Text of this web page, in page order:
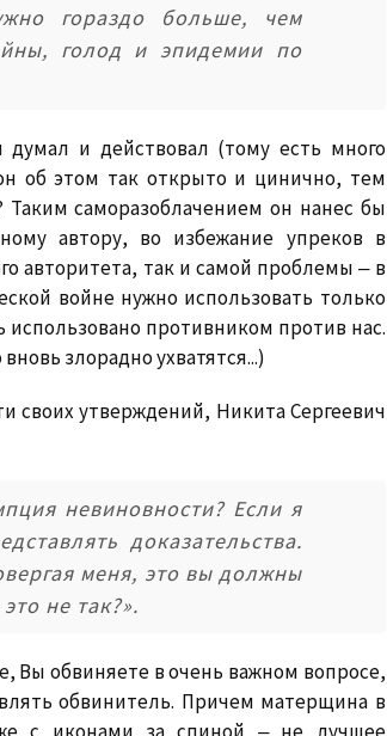
гораздо больше, чем
голод и эпидемии по
и действовал (тому есть много
об этом так открыто и цинично, тем
Таким саморазоблачением он нанес бы
автору, во избежание упреков в
авторитета, так и самой проблемы ‒ в
войне нужно использовать только
противником против нас.
злорадно ухватятся...)
своих утверждений, Никита Сергеевич
невиновности? Если я
доказательства.
меня, это вы должны
не так?».
Вы обвиняете в очень важном вопросе,
обвинитель. Причем матерщина в